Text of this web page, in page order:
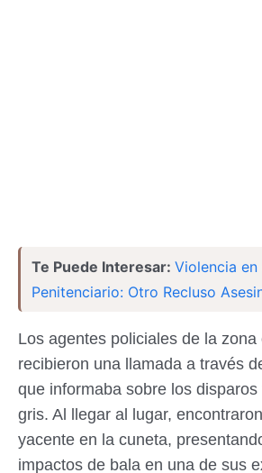
Te Puede Interesar: Violencia en
Penitenciario: Otro Recluso
Los agentes policiales de la zona
recibieron una llamada a través
que informaba sobre los disparos
gris. Al llegar al lugar,
yacente en la cuneta,
impactos de bala en una de sus